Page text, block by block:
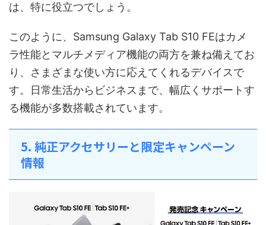
は、特に役立つでしょう。
このように、Samsung Galaxy Tab S10 FEはカメ
ラ性能とマルチメディア機能の両方を兼ね備えてお
り、さまざまな使い方に応えてくれるデバイスで
す。日常生活からビジネスまで、幅広くサポートす
る機能が多数搭載されています。
5. 純正アクセサリーと限定キャンペーン
情報